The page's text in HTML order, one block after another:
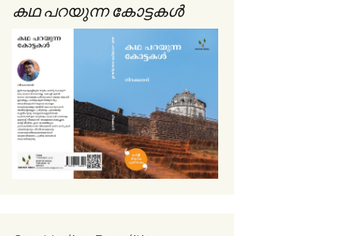
കഥ പറയുന്ന കോട്ടകൾ